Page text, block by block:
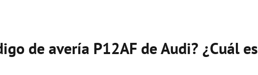
de avería P12AF de Audi? ¿Cuál es